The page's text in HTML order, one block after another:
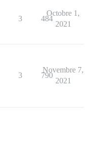
3 484
Octobre 1,
2021
3 790
Novembre 7,
2021